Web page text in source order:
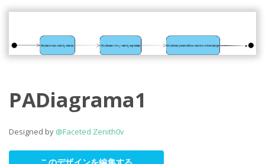
PADiagrama1
Designed by @Faceted Zenith0v